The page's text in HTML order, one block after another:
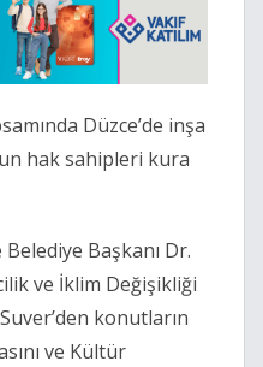
Düzce’de inşa
hak sahipleri kura
Başkanı Dr.
ve İklim Değişikliği
konutların
ve Kültür